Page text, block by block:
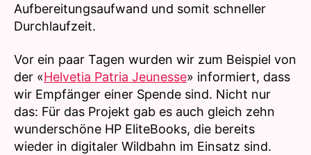
Aufbereitungsaufwand und somit schneller
Durchlaufzeit.
Vor ein paar Tagen wurden wir zum Beispiel von
der «Helvetia Patria Jeunesse» informiert, dass
wir Empfänger einer Spende sind. Nicht nur
das: Für das Projekt gab es auch gleich zehn
wunderschöne HP EliteBooks, die bereits
wieder in digitaler Wildbahn im Einsatz sind.